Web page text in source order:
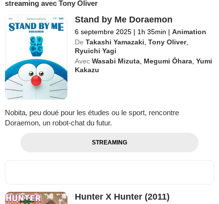
streaming avec Tony Oliver
Stand by Me Doraemon
6 septembre 2025 | 1h 35min | Animation
De Takashi Yamazaki ,Tony Oliver,
Ryuichi Yagi
Avec Wasabi Mizuta Megumi Ōhara ,Yumi
Kakazu
Nobita, peu doué pour les études ou le sport, rencontre
Doraemon, un robot-chat du futur.
STREAMING
Hunter X Hunter (2011)